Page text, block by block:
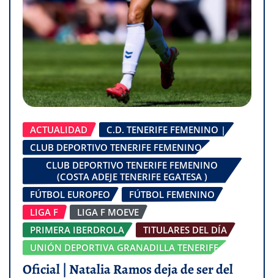
ACTUALIDAD
C.D. TENERIFE FEMENINO |
CLUB DEPORTIVO TENERIFE FEMENINO
CLUB DEPORTIVO TENERIFE FEMENINO
(COSTA ADEJE TENERIFE EGATESA )
FÚTBOL EUROPEO
FÚTBOL FEMENINO
LIGA F
LIGA F MOEVE
PRIMERA IBERDROLA
TITULARES DEL DÍA
UNIÓN DEPORTIVA GRANADILLA TENERIFE
Oficial | Natalia Ramos deja de ser del